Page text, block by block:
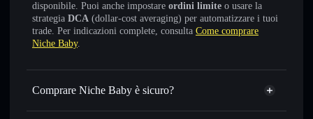
disponibile. Puoi anche impostare ordini limite o usare la
strategia DCA (dollar-cost averaging) per automatizzare i tuoi
trade. Per indicazioni complete, consulta Come comprare
Niche Baby.
Comprare Niche Baby è sicuro?
Niche Baby token verificato